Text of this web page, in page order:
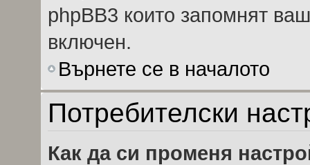
phpBB3 които запомнят
включен.
Върнете се в началото
Потребителски
Как да си променя